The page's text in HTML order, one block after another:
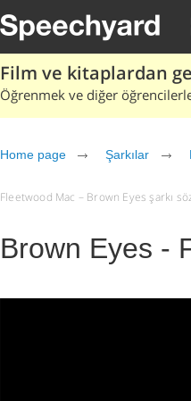
Film ve kitaplardan
Öğrenmek ve diğer
Home page Şarkılar
Fleetwood Mac – Brown Eyes şarkı
Brown Eyes -